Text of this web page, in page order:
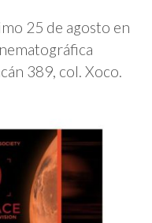
25 de agosto en
389, col. Xoco.